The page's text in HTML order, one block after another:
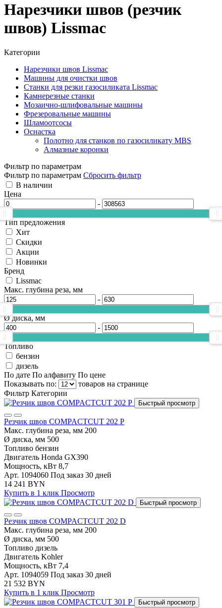
Нарезчики швов (резчик
швов) Lissmac
Категории
Нарезчики швов Lissmac
Машины для очистки швов
Станки для резки газосиликата Lissmac
Камнерезные станки
Мозаично-шлифовальные машины
Фрезеровальные машины
Шламоотсосы
Оснастка
Полотно для станков по газосиликату MBS
Алмазные коронки
Фильтр по параметрам
Фильтр по параметрам Сбросить фильтр
В наличии
Цена
-
Тип предложения
Хит
Скидки
Акции
Новинки
Бренд
Lissmac
Макс. глубина реза, мм
-
Ø диска, мм
-
Топливо
бензин
дизель
По дате По алфавиту По цене
Показывать по:
товаров на странице
Фильтр Категории
Быстрый просмотр
Резчик швов COMPACTCUT 202 P
Макс. глубина реза, мм 200
Ø диска, мм 500
Топливо бензин
Двигатель Honda GX390
Мощность, кВт 8,7
Арт. 1094060 Под заказ 30 дней
14 241 BYN
Купить в 1 клик Просмотр
Быстрый просмотр
Резчик швов COMPACTCUT 202 D
Макс. глубина реза, мм 200
Ø диска, мм 500
Топливо дизель
Двигатель Kohler
Мощность, кВт 7,4
Арт. 1094059 Под заказ 30 дней
21 532 BYN
Купить в 1 клик Просмотр
Быстрый просмотр